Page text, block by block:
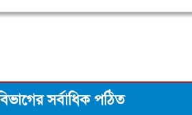
সর্বাধিক পঠিত